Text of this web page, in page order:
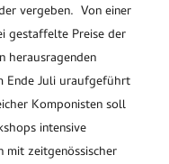
vergeben. Von einer
gestaffelte Preise der
herausragenden
Ende Juli uraufgeführt
Komponisten soll
intensive
mit zeitgenössischer